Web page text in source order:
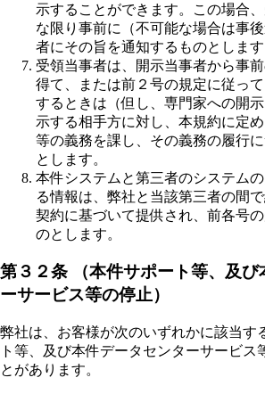
示することができます。この場合
な限り事前に（不可能な場合は事
者にその旨を通知するものとします
受領当事者は、開示当事者から事
得て、または前２号の規定に従っ
するときは（但し、専門家への開
示する相手方に対し、本規約に定
等の義務を課し、その義務の履行
とします。
本件システムと第三者のシステム
る情報は、弊社と当該第三者の間
契約に基づいて提供され、前各号
のとします。
第３２条 （本件サポート等、及び
ーサービス等の停止）
弊社は、お客様が次のいずれかに該当す
ト等、及び本件データセンターサービス
とがあります。